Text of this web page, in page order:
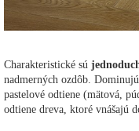
Charakteristické sú
nadmerných ozdôb. Dominujú
pastelové odtiene (mätová,
odtiene dreva, ktoré vnášajú